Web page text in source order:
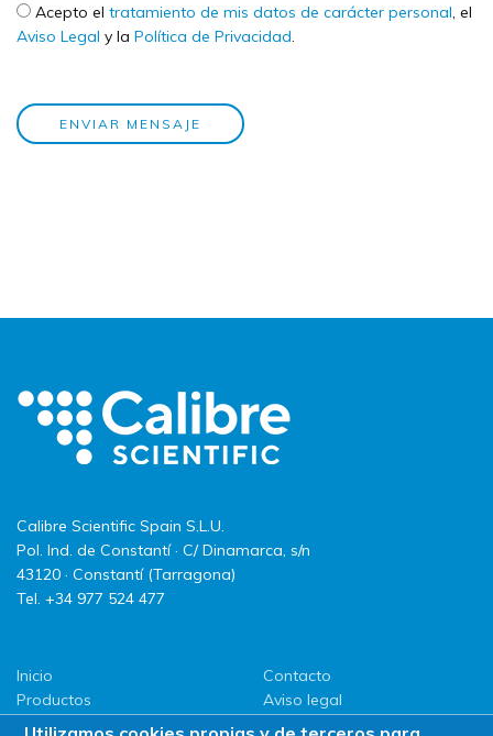
Check legal *
Acepto el tratamiento de mis datos de carácter personal, el
Aviso Legal y la Política de Privacidad.
ENVIAR MENSAJE
Calibre Scientific Spain S.L.U.
Pol. Ind. de Constantí · C/ Dinamarca, s/n
43120 · Constantí (Tarragona)
Tel. +34 977 524 477
Inicio
Productos
LLG
Contacto
Aviso legal
Política de privacidad